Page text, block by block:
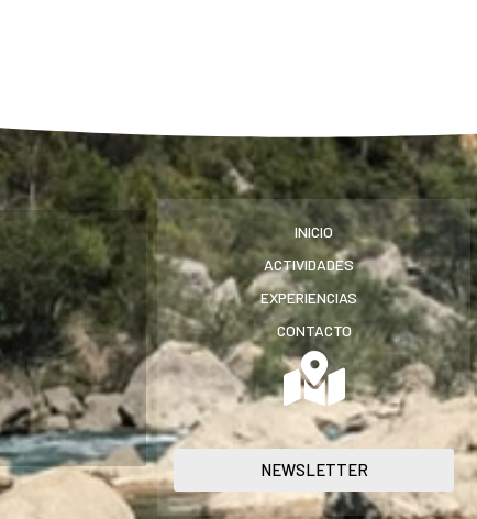
INICIO
ACTIVIDADES
EXPERIENCIAS
CONTACTO
NEWSLETTER